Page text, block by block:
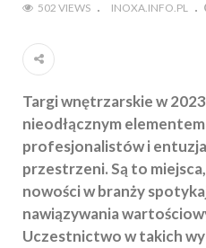
502 VIEWS INOXA.INFO.PL
Targi wnętrzarskie w
nieodłącznym
profesjonalistów i
przestrzeni. Są to
nowości w branży
nawiązywania
Uczestnictwo w takich